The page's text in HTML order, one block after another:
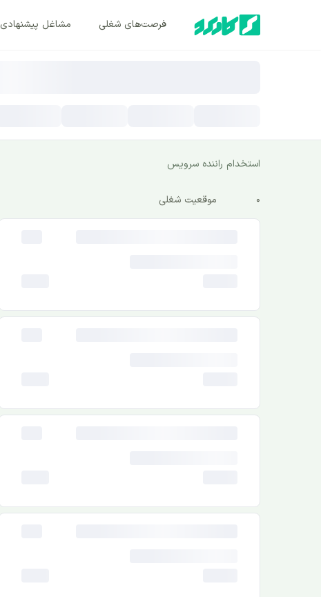
فرصت‌های شغلی مشاغل پیشنهادی
استخدام راننده سرویس
0 موقعیت شغلی